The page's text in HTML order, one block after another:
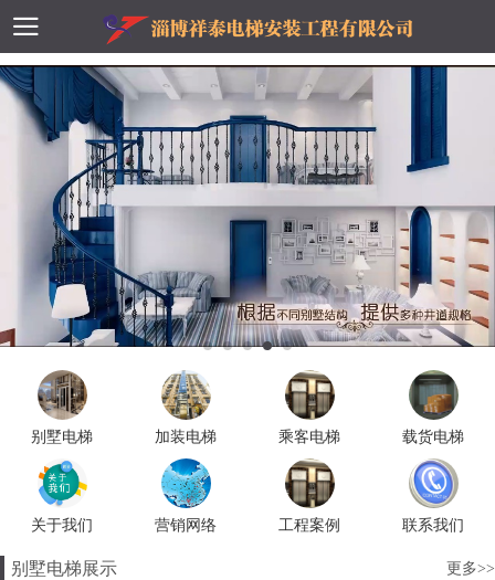
别墅电梯 加装电梯 乘客电梯 载货电梯
关于我们 营销网络 工程案例 联系我们
别墅电梯展示 更多>>